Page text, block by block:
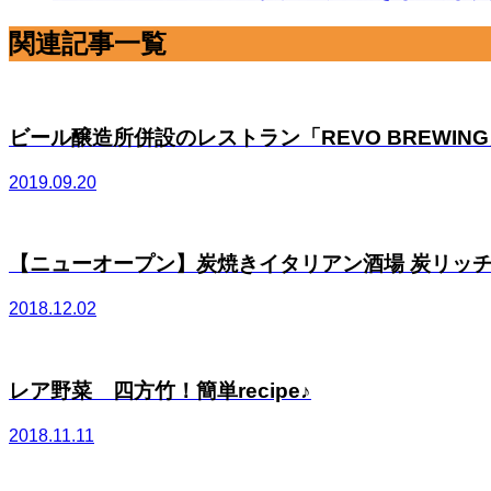
関連記事一覧
ビール醸造所併設のレストラン「REVO
2019.09.20
【ニューオープン】炭焼きイタリアン酒場 炭リッ
2018.12.02
レア野菜 四方竹！簡単recipe♪
2018.11.11